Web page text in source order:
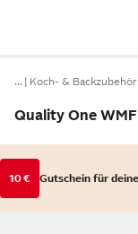
… Koch- & Backzubehör
Quality One
10 € Gutschein für